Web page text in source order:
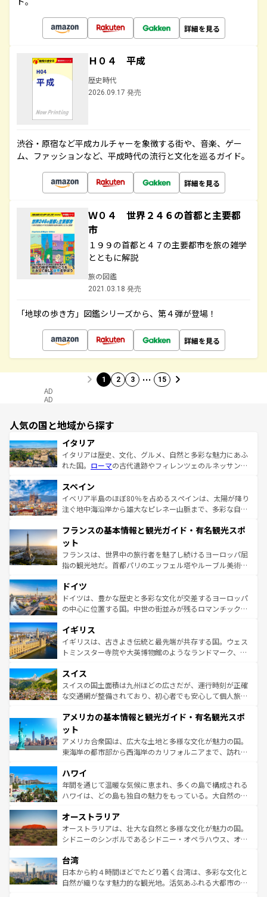
詳細を見る
Ｈ０４ 平成
歴史時代
2026.09.17 発売
渋谷・原宿など平成カルチャーを象徴する街や、音楽、ゲー
ム、ファッションなど、平成時代の流行と文化を巡るガイド。
詳細を見る
Ｗ０４ 世界２４６の首都と主要都
市
１９９の首都と４７の主要都市を旅の雑学
とともに解説
旅の図鑑
2021.03.18 発売
「地球の歩き方」図鑑シリーズから、第４弾が登場！
詳細を見る
1 2 3 … 15
AD
AD
人気の国と地域から探す
イタリア
イタリアは歴史、文化、グルメ、自然と多彩な魅力にあふ
れた国。 ローマの古代遺跡やフィレンツェのルネッサンス
ろん、トスカーナの美しい田園風景やアマルフィ海岸の絶
景など、自然景観も見逃せない。観光の合間には、本場の
ピザやパスタなど、絶品のイタリア料理を堪能することも
ませてくれるイタリアで、忘れられない旅をしてみよう！
なお、新着のイタリア情報は
しい。
スペイン
イベリア半島のほぼ80％を占めるスペインは、太陽が降り
注ぐ地中海沿岸から雄大なピレネー山脈まで、多彩な自然
文化が根付くこの国では、情熱的なフラメンコ、熱気あふ
れる闘牛、そして美味しいタパスが生活の一部となってい
る。首都マドリードの洗練された雰囲気や、バルセロナの
アートに溢れた街角から、地方では古代ローマ遺跡や中世
せる。地方によって風土や気候が異なるスペインはその個
性で訪れる人を魅了する。 なお、新着のスペイン情報は コ
ンテンツ一覧を参照してほしい。
フランスの基本情報と観光ガイド・有名観光スポ
ット
フランスは、世界中の旅行者を魅了し続けるヨーロッパ屈
指の観光地だ。首都パリのエッフェル塔やルーブル美術館
で、幅広い魅力が詰まっている。華麗な宮殿、歴史的な大
聖堂、美しいビーチ、そして豊かな自然が、訪れる者を心
から魅了する。また、フランスは美食の国としても知ら
いる。シャンパンの発祥地であるランス、プロヴァンスの
香り高いラベンダー畑など、多彩な楽しみ方が可能だ。さ
らに、パリ以外の地域にも魅力が溢れており、どの街角に
れる地方に足を運ぶとそれぞれで全く異なる文化を体験で
きるだろう。 なお、新着のフランス情報はコンテンツ一覧
を参照してほしい。
ドイツ
ドイツは、豊かな歴史と多彩な文化が交差するヨーロッパ
の中心に位置する国。中世の街並みが残るロマンチック街
顔を持つこの国は、どこを歩いても飽きることがない。ベ
ルリンの文化的活気、バイエルン州のアルプスの絶景、そ
してライン川沿いのワイン畑といった風景は必見。ビール
は、お酒好きな人にはぜひ体験してほしい。 なお、新着の
ドイツ情報はコンテンツ一覧を参照してほしい。
イギリス
イギリスは、古きよき伝統と最先端が共存する国。ウェス
トミンスター寺院や大英博物館のようなランドマーク、歴
リアごとに異なる魅力がある。また、優雅なアフタヌーン
ティー、ビール好きにはたまらない英国パブ、サッカー観
戦など、本場だからこそできる体験も豊富。イギリスを旅
ンツ一覧を参照してほしい。
スイス
スイスの国土面積は九州ほどの広さだが、運行時刻が正確
な交通網が整備されており、初心者でも安心して個人旅行
の建物がそのまま残る町や、スイスならではのユニークな
博物館もあり、アルプス観光だけでなく町歩きも満喫する
ことができる。国民の所得が高いため物価も高いが、旅行
者向けの交通パス提供のサービスもあり、うまく活用すれ
着のスイス情報は
アメリカの基本情報と観光ガイド・有名観光スポ
ット
アメリカ合衆国は、広大な土地と多様な文化が魅力の国。
東海岸の都市部から西海岸のカリフォルニアまで、訪れる
のような巨大都市は、観光、ショッピング、エンターテイ
ンメントが詰まった刺激的なスポットだ。一方、アメリカ
西部には大自然が広がり、グランドキャニオンやイエロー
部のニューオーリンズでは、音楽と美食が融合した独特の
文化が魅力。旅行者はアメリカの各地域で異なる魅力を楽
しみながら、その多様性と豊かな歴史を感じることができ
ならではの贅沢な旅のスタイルだ。 なお、新着のアメリカ
情報はコンテンツ一覧を参照してほしい。
ハワイ
年間を通じて温暖な気候に恵まれ、多くの島で構成される
ハワイは、どの島も独自の魅力をもっている。大自然の神
ワイ島は見逃せない。また、定番の観光地といえばオアフ
島だが、静かな自然を求めるならマウイ島やカウアイ島が
おすすめ。エメラルドグリーンに輝く海をはじめ、豊かな
れるおもてなしの心で訪れる人々を迎えてくれるハワイの
人々、おいしいローカルフードやハワイアンミュージッ
ク、伝統的なフラダンスなど、すべてがハワイの魅力を彩
オーストラリア
オーストラリアは、壮大な自然と多様な文化が魅力の国。
シドニーのシンボルであるシドニー・オペラハウス、オー
リアリーフや大陸中央部にそびえるウルル（エアーズロッ
ク）、タスマニアの美しい原生林やケアンズの熱帯雨林な
ど、見どころがたくさん。また、カフェやワイン、オージ
台湾
日本から約４時間ほどでたどり着く台湾は、多彩な文化と
自然が織りなす魅力的な観光地。活気あふれる大都市の台